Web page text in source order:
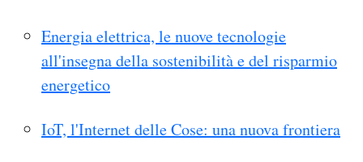
Energia elettrica, le nuove tecnologie
all'insegna della sostenibilità e del risparmio
energetico
IoT, l'Internet delle Cose: una nuova frontiera